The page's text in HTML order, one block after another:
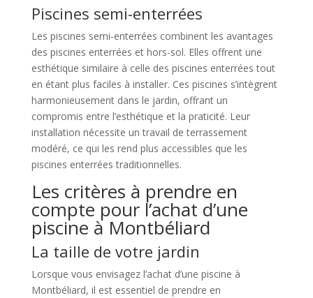
Piscines semi-enterrées
Les piscines semi-enterrées combinent les avantages
des piscines enterrées et hors-sol. Elles offrent une
esthétique similaire à celle des piscines enterrées tout
en étant plus faciles à installer. Ces piscines s’intègrent
harmonieusement dans le jardin, offrant un
compromis entre l’esthétique et la praticité. Leur
installation nécessite un travail de terrassement
modéré, ce qui les rend plus accessibles que les
piscines enterrées traditionnelles.
Les critères à prendre en
compte pour l’achat d’une
piscine à Montbéliard
La taille de votre jardin
Lorsque vous envisagez l’achat d’une piscine à
Montbéliard, il est essentiel de prendre en